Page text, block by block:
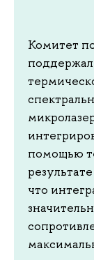
Комитет
помощью
что